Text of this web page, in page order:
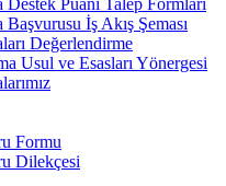
İş Akış Şeması
Değerlendirme
Usul ve Esasları Yönergesi
Formu
Dilekçesi